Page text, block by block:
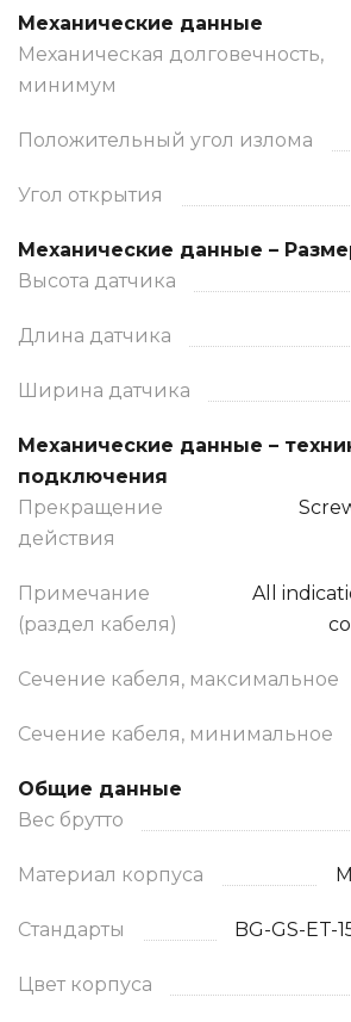
Механические данные
Механическая долговечность,
минимум
Положительный угол излома
Угол открытия
Механические данные –
Высота датчика
Длина датчика
Ширина датчика
Механические данные –
подключения
Прекращение
действия
Примечание
(раздел кабеля)
All
Сечение кабеля, максимальное
Сечение кабеля, минимальное
Общие данные
Вес брутто
Материал корпуса
Стандарты BG-GS-ET-
Цвет корпуса